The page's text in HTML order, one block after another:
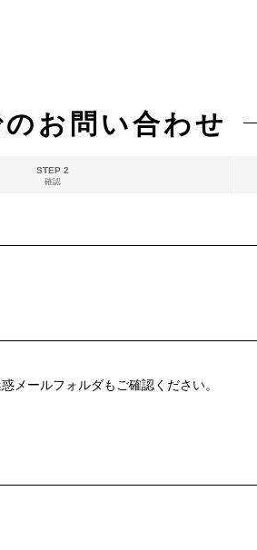
お問い合わせ
STEP 2
確認
メールフォルダもご確認ください。